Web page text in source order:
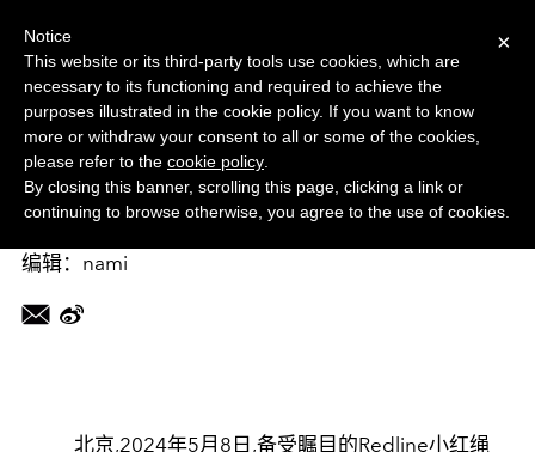
菜单 MORE
综合频道
北京国贸迎来全新时尚地标——
Redline小红绳璀璨启幕
编辑：nami
北京,2024年5月8日,备受瞩目的Redline小红绳
×
Notice
This website or its third-party tools use cookies, which are
necessary to its functioning and required to achieve the
purposes illustrated in the cookie policy. If you want to know
more or withdraw your consent to all or some of the cookies,
please refer to the cookie policy
By closing this banner, scrolling this page, clicking a link or
continuing to browse otherwise, you agree to the use of cookies.